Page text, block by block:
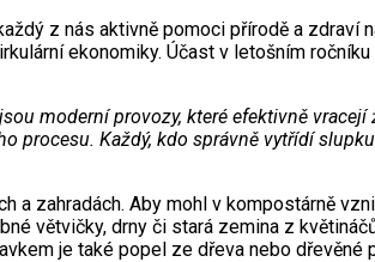
z nás aktivně pomoci přírodě a
ekonomiky. Účast v letošním
moderní provozy, které efektivně
procesu. Každý, kdo správně vytřídí
a zahradách. Aby mohl v kompostárně
větvičky, drny či stará zemina z
je také popel ze dřeva nebo dřevěné